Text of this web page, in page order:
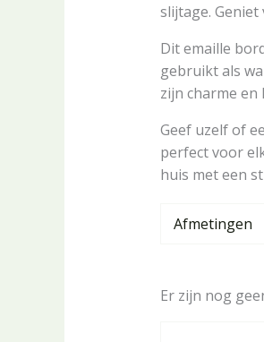
slijtage.
Dit emaille
gebruikt als
zijn charme
Geef uzelf of
perfect voor
huis met een
Afmetingen
Er zijn nog